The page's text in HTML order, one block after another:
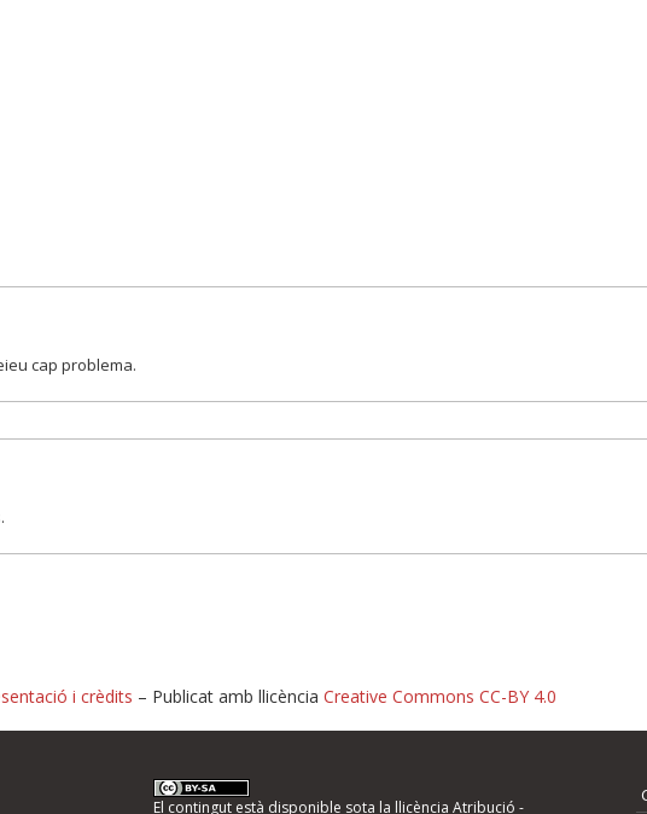
cap problema.
o informeu d'errors
i crèdits – Publicat amb llicència Creative Commons CC-BY 4.0
El contingut està disponible sota la llicència Atribució -